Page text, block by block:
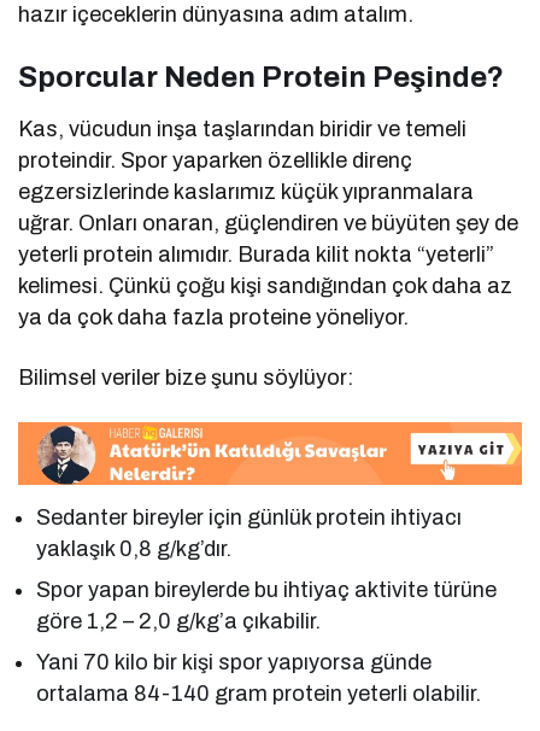
hazır içeceklerin dünyasına adım atalım.
Sporcular Neden Protein Peşinde?
Kas, vücudun inşa taşlarından biridir ve temeli
proteindir. Spor yaparken özellikle direnç
egzersizlerinde kaslarımız küçük yıpranmalara
uğrar. Onları onaran, güçlendiren ve büyüten şey de
yeterli protein alımıdır. Burada kilit nokta “yeterli”
kelimesi. Çünkü çoğu kişi sandığından çok daha az
ya da çok daha fazla proteine yöneliyor.
Bilimsel veriler bize şunu söylüyor:
Sedanter bireyler için günlük protein ihtiyacı
yaklaşık 0,8 g/kg’dır.
Spor yapan bireylerde bu ihtiyaç aktivite türüne
göre 1,2 – 2,0 g/kg’a çıkabilir.
Yani 70 kilo bir kişi spor yapıyorsa günde
ortalama 84-140 gram protein yeterli olabilir.